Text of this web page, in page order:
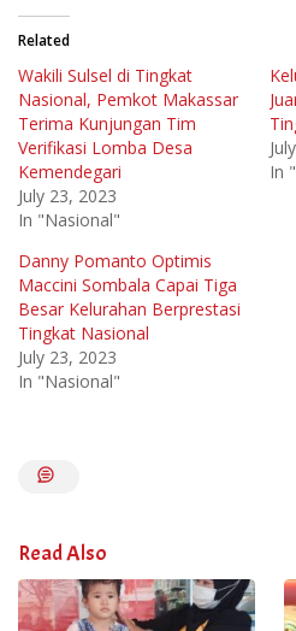
Related
Wakili Sulsel di Tingkat
Nasional, Pemkot Makassar
Terima Kunjungan Tim
Verifikasi Lomba Desa
Kemendegari
July 23, 2023
In "Nasional"
In
Danny Pomanto Optimis
Maccini Sombala Capai Tiga
Besar Kelurahan Berprestasi
Tingkat Nasional
July 23, 2023
In "Nasional"
Read Also